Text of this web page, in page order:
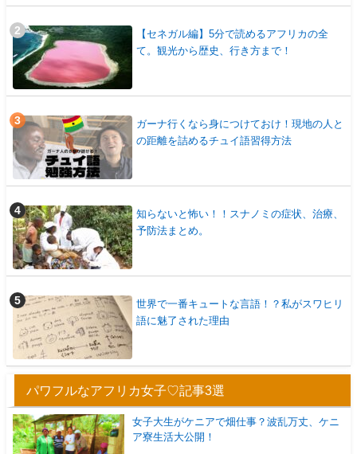
【セネガル編】5分で読めるアフリカの全
て。観光から歴史、行き方まで！
ガーナ行くなら身につけておけ！現地の人と
の距離を詰めるチュイ語習得方法
知らないと怖い！！スナノミの症状、治療、
予防法まとめ。
世界で一番キュートな言語！？私がスワヒリ
語に魅了された理由
パワフルなアフリカ女子♡記事3選
女子大生がケニアで畑仕事？波乱万丈、ケニ
ア寮生活大公開！